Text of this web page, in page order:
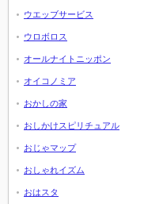
ウエッブサービス
ウロボロス
オールナイトニッポン
オイコノミア
おかしの家
おしかけスピリチュアル
おじゃマップ
おしゃれイズム
おはスタ